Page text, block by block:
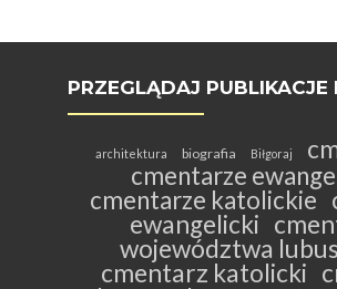
PRZEGLĄDAJ PUBLIKACJE
architektura biografia Biłgoraj
cmentarze
cmentarze katolickie
ewangelicki
województwa
cmentarz katolicki